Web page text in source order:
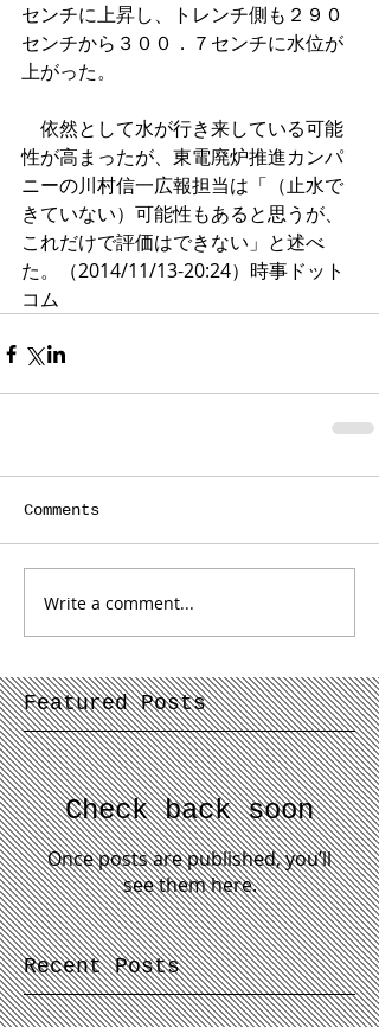
センチに上昇し、トレンチ側も２９０
センチから３００．７センチに水位が
上がった。
依然として水が行き来している可能
性が高まったが、東電廃炉推進カンパ
ニーの川村信一広報担当は「（止水で
きていない）可能性もあると思うが、
これだけで評価はできない」と述べ
た。（2014/11/13-20:24）時事ドット
コム
Comments
Write a comment...
Featured Posts
Check back soon
Once posts are published, you’ll
see them here.
Recent Posts